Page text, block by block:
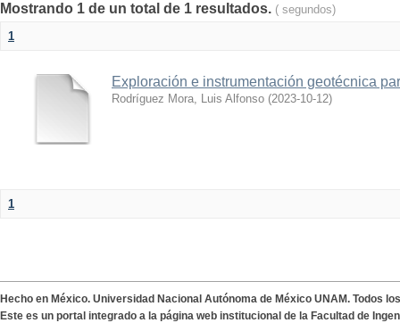
Mostrando 1 de un total de 1 resultados. ( segundos)
1
Exploración e instrumentación geotécnica
Rodríguez Mora, Luis Alfonso (2023-10-12)
1
Hecho en México. Universidad Nacional Autónoma de México UNAM. Todos
Este es un portal integrado a la página web institucional de la Facultad de